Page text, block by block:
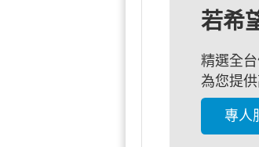
若希
精選全
為您提
專人